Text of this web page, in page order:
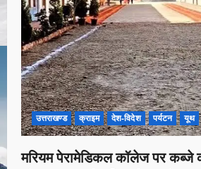
उत्तराखण्ड क्राइम देश-विदेश पर्यटन यूथ
मरियम पेरामेडिकल कॉलेज पर कब्जे